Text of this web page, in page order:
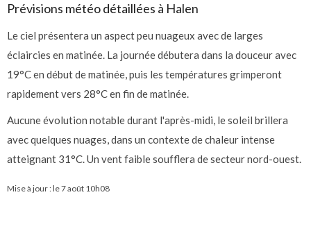
Prévisions météo détaillées à Halen
Le ciel présentera un aspect peu nuageux avec de larges
éclaircies en matinée. La journée débutera dans la douceur avec
19°C en début de matinée, puis les températures grimperont
rapidement vers 28°C en fin de matinée.
Aucune évolution notable durant l'après-midi, le soleil brillera
avec quelques nuages, dans un contexte de chaleur intense
atteignant 31°C. Un vent faible soufflera de secteur nord-ouest.
Mise à jour : le7 août 10h08